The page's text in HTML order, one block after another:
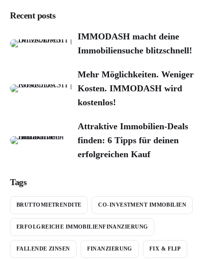
Recent posts
IMMODASH macht deine
Immobiliensuche blitzschnell!
Mehr Möglichkeiten. Weniger
Kosten. IMMODASH wird
kostenlos!
Attraktive Immobilien-Deals
finden: 6 Tipps für deinen
erfolgreichen Kauf
Tags
BRUTTOMIETRENDITE CO-INVESTMENT IMMOBILIEN
ERFOLGREICHE IMMOBILIENFINANZIERUNG
FALLENDE ZINSEN FINANZIERUNG FIX & FLIP